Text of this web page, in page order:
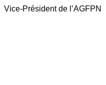
Vice-Président de l’AGFPN